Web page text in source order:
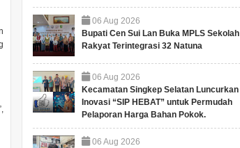
06 Aug 2026
Bupati Cen Sui Lan Buka MPLS Sekolah
Rakyat Terintegrasi 32 Natuna
06 Aug 2026
Kecamatan Singkep Selatan Luncurkan
Inovasi “SIP HEBAT” untuk Permudah
Pelaporan Harga Bahan Pokok.
06 Aug 2026